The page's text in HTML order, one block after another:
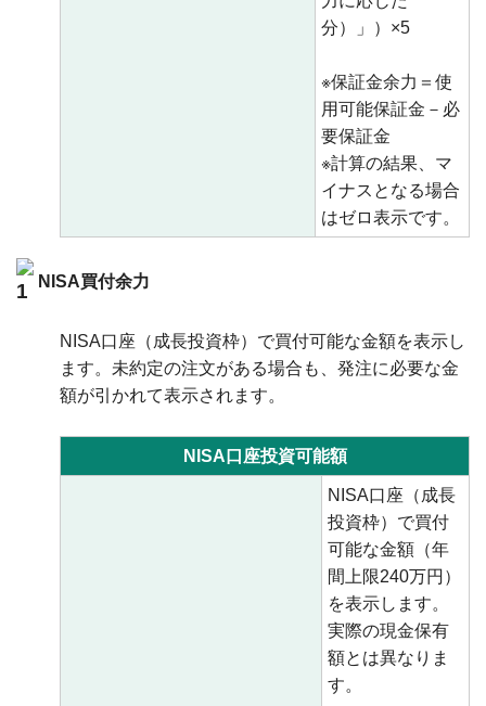
分）」）×5
※保証金余力＝使
用可能保証金－必
要保証金
※計算の結果、マ
イナスとなる場合
はゼロ表示です。
NISA買付余力
NISA口座（成長投資枠）で買付可能な金額を表示し
ます。未約定の注文がある場合も、発注に必要な金
額が引かれて表示されます。
NISA口座投資可能額
NISA口座（成長
投資枠）で買付
可能な金額（年
間上限240万円）
を表示します。
実際の現金保有
額とは異なりま
す。